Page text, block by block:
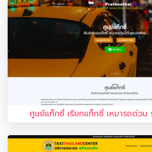
ศูนย์แท็กซี่ เรียกแท็กซี่ เหมารถด่วน